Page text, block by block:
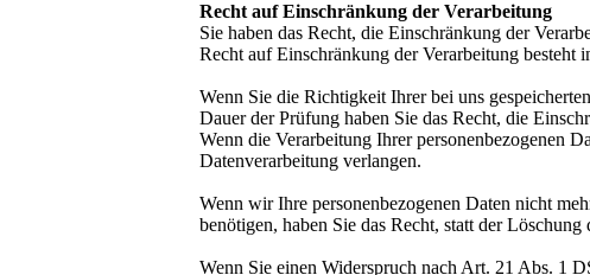
Recht auf Einschränkung der Verarbeitung
Sie haben das Recht, die Einschränkung der
Recht auf Einschränkung der Verarbeitung besteht
Wenn Sie die Richtigkeit Ihrer bei uns
Dauer der Prüfung haben Sie das Recht, die
Wenn die Verarbeitung Ihrer personenbezogenen
Datenverarbeitung verlangen.
Wenn wir Ihre personenbezogenen Daten nicht
benötigen, haben Sie das Recht, statt der
Wenn Sie einen Widerspruch nach Art. 21 Abs. 1